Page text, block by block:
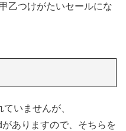
乙つけがたいセールにな
いませんが、
ありますので、そちらを